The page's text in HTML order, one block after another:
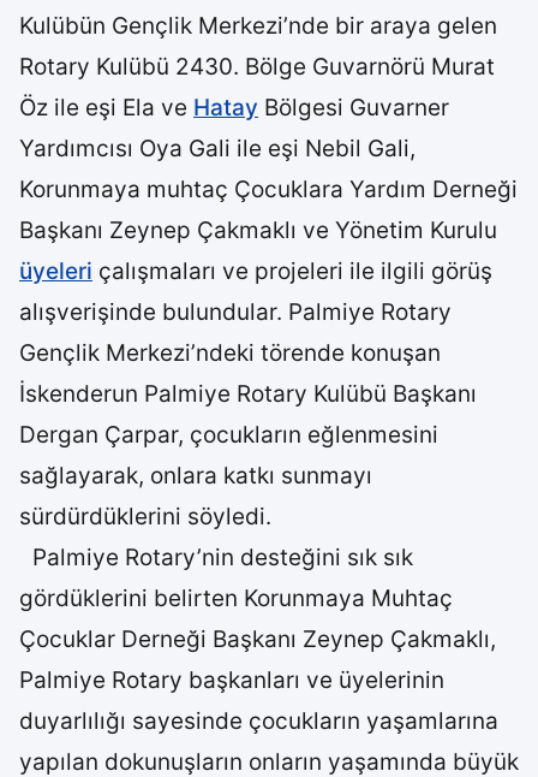
Kulübün Gençlik Merkezi’nde bir araya gelen
Rotary Kulübü 2430. Bölge Guvarnörü Murat
Öz ile eşi Ela ve Hatay Bölgesi Guvarner
Yardımcısı Oya Gali ile eşi Nebil Gali,
Korunmaya muhtaç Çocuklara Yardım Derneği
Başkanı Zeynep Çakmaklı ve Yönetim Kurulu
üyeleri çalışmaları ve projeleri ile ilgili görüş
alışverişinde bulundular. Palmiye Rotary
Gençlik Merkezi’ndeki törende konuşan
İskenderun Palmiye Rotary Kulübü Başkanı
Dergan Çarpar, çocukların eğlenmesini
sağlayarak, onlara katkı sunmayı
sürdürdüklerini söyledi.
Palmiye Rotary’nin desteğini sık sık
gördüklerini belirten Korunmaya Muhtaç
Çocuklar Derneği Başkanı Zeynep Çakmaklı,
Palmiye Rotary başkanları ve üyelerinin
duyarlılığı sayesinde çocukların yaşamlarına
yapılan dokunuşların onların yaşamında büyük